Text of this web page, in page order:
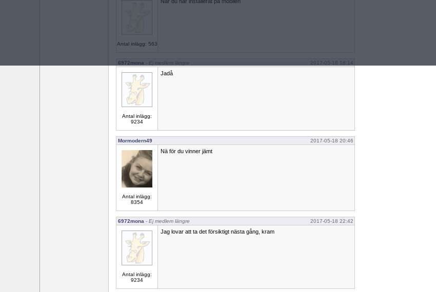
Antal inlägg: 563
6972mona - Ej medlem längre 2017-05-18 18:14
Antal inlägg:
9234
Jadå
Mormodern49 2017-05-18 20:46
Antal inlägg:
8354
Nä för du vinner jämt
6972mona - Ej medlem längre 2017-05-18 22:42
Antal inlägg:
9234
Jag lovar att ta det försiktigt nästa gång, kram